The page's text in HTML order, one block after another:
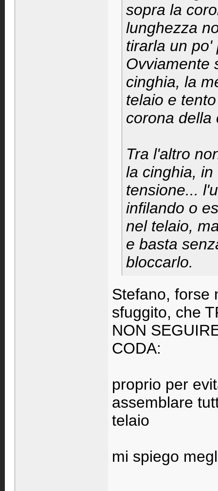
sopra la
lunghezza
tirarla un po'
Ovviamente
cinghia, la
telaio e
corona della
Tra l'altro
la cinghia,
tensione...
infilando o
nel telaio,
e basta
bloccarlo.
Stefano, forse
sfuggito, che
NON
CODA:
proprio per
assemblare
telaio
mi spiego